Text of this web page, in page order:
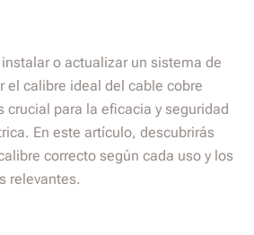
o actualizar un sistema de
el calibre ideal del cable cobre
crucial para la eficacia y seguridad
En este artículo, descubrirás
correcto según cada uso y los
relevantes.